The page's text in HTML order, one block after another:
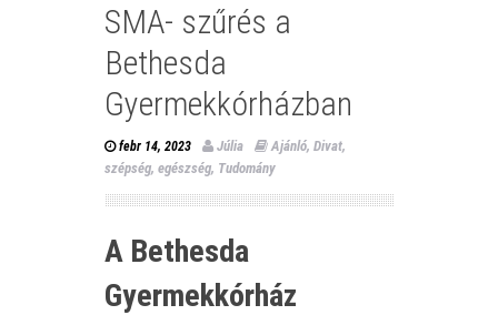
SMA- szűrés a
Bethesda
Gyermekkórházban
febr 14, 2023 Júlia Ajánló, Divat,
szépség, egészség, Tudomány
A Bethesda
Gyermekkórház